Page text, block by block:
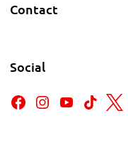
Contact
Social